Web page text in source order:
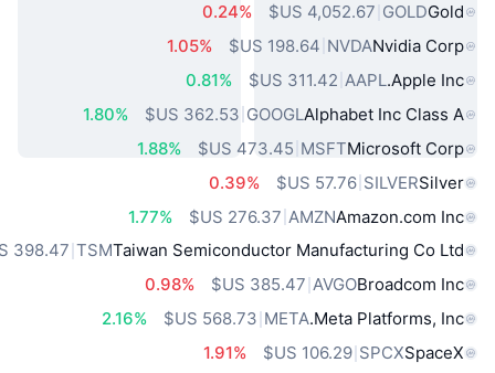
Gold
GOLD
0.24%
Nvidia Corp
NVDA
1.05%
Apple Inc.
AAPL
0.81%
Alphabet Inc Class A
GOOGL
1.80%
Microsoft Corp
MSFT
1.88%
Silver
SILVER
‏57.76 US$
0.39%
Amazon.com Inc
AMZN
1.77%
Taiwan Semiconductor Manufacturing Co Ltd
TSM
Broadcom Inc
AVGO
0.98%
Meta Platforms, Inc.
META
2.16%
SpaceX
SPCX
‏106.29 US$
1.91%